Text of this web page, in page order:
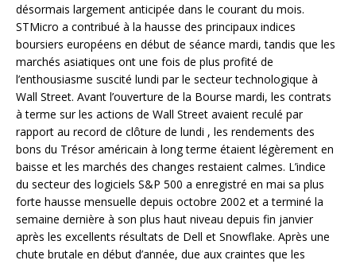
désormais largement anticipée dans le courant du mois.
STMicro a contribué à la hausse des principaux indices
boursiers européens en début de séance mardi, tandis que les
marchés asiatiques ont une fois de plus profité de
l’enthousiasme suscité lundi par le secteur technologique à
Wall Street. Avant l’ouverture de la Bourse mardi, les contrats
à terme sur les actions de Wall Street avaient reculé par
rapport au record de clôture de lundi , les rendements des
bons du Trésor américain à long terme étaient légèrement en
baisse et les marchés des changes restaient calmes. L’indice
du secteur des logiciels S&P 500 a enregistré en mai sa plus
forte hausse mensuelle depuis octobre 2002 et a terminé la
semaine dernière à son plus haut niveau depuis fin janvier
après les excellents résultats de Dell et Snowflake. Après une
chute brutale en début d’année, due aux craintes que les